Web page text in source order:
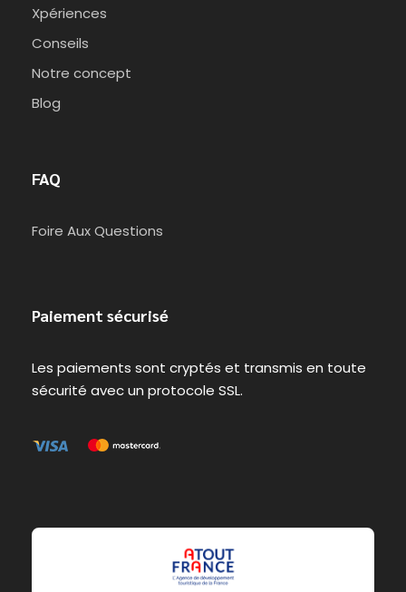
Xpériences
Conseils
Notre concept
Blog
FAQ
Foire Aux Questions
Paiement sécurisé
Les paiements sont cryptés et transmis en toute
sécurité avec un protocole SSL.